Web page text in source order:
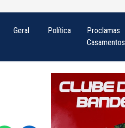
Geral Política
Proclamas
Casamentos